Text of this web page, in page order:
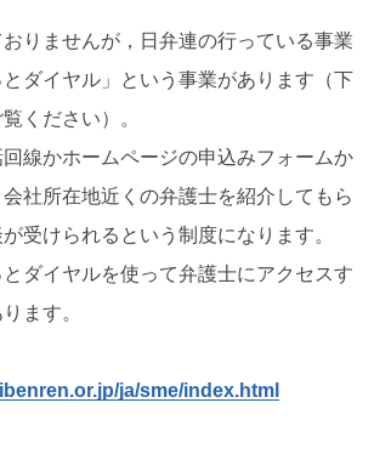
りませんが，日弁連の行っている事業
ダイヤル」という事業があります（下
ください）。
線かホームページの申込みフォームか
社所在地近くの弁護士を紹介してもら
受けられるという制度になります。
ダイヤルを使って弁護士にアクセスす
ます。
ja/sme/index.html